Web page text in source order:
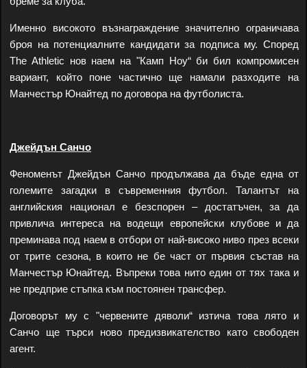
Именно високото възнаграждение значително ограничава
броя на потенциалните кандидати за подписа му. Според
The Athletic нов наем на "Камп Ноу“ би бил компромисен
вариант, който поне частично ще намали разходите на
Манчестър Юнайтед по договора на футболиста.
Джейдън Санчо
Феноменът Джейдън Санчо продължава да бъде една от
големите загадки в съвременния футбол. Талантът на
английския национал е безспорен – достатъчен, за да
привлича интереса на водещи европейски клубове и да
преминава под наем в отбори от най-високо ниво през всеки
от трите сезона, в които не бе част от първия състав на
Манчестър Юнайтед. Въпреки това нито един от тях така и
не предприе стъпка към постоянен трансфер.
Договорът му с "червените дяволи“ изтича това лято и
Санчо ще търси ново предизвикателство като свободен
агент.